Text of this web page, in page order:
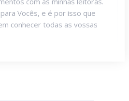
Vocês, e é por isso que
conhecer todas as vossas